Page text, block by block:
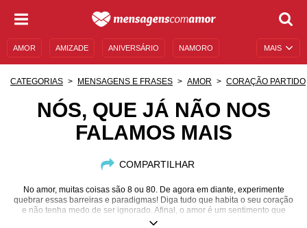
MAIS
AMOR AMIZADE ANIVERSÁRIO NAMORO
UNIVERSO FEMININO DESCULPAS
MENSAGENS E FRASES MENSAGENS DE ANIVERSÁRIO
CATEGORIAS MENSAGENS E FRASES AMOR CORAÇÃO PARTIDO
NÓS, QUE JÁ NÃO NOS
FALAMOS MAIS
COMPARTILHAR
No amor, muitas coisas são 8 ou 80. De agora em diante, experimente
quebrar essas barreiras e paradigmas! Diga tudo que habita o seu coração
e não tenha medo de ser ignorado. Afinal, o amor é um sentimento que
precisa ser demonstrado!